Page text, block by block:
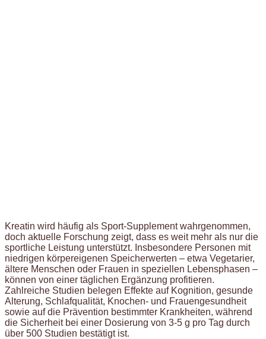
Kreatin wird häufig als Sport-Supplement wahrgenommen,
doch aktuelle Forschung zeigt, dass es weit mehr als nur die
sportliche Leistung unterstützt. Insbesondere Personen mit
niedrigen körpereigenen Speicherwerten – etwa Vegetarier,
ältere Menschen oder Frauen in speziellen Lebensphasen –
können von einer täglichen Ergänzung profitieren.
Zahlreiche Studien belegen Effekte auf Kognition, gesunde
Alterung, Schlafqualität, Knochen- und Frauengesundheit
sowie auf die Prävention bestimmter Krankheiten, während
die Sicherheit bei einer Dosierung von 3-5 g pro Tag durch
über 500 Studien bestätigt ist.